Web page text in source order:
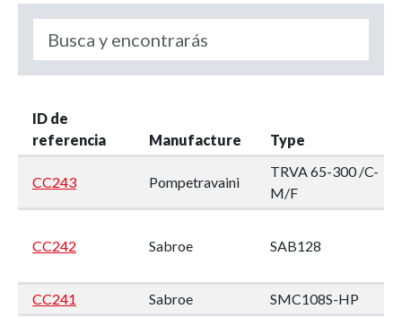
ID de
referencia
Manufacture Type
CC243 Pompetravaini
TRVA 65-300 /C-
M/F
CC242 Sabroe SAB128
CC241 Sabroe
SMC108S-HP